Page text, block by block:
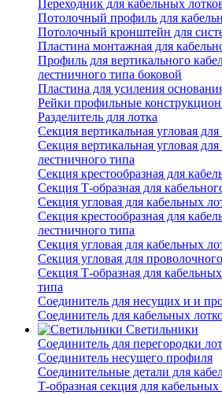
Переходник для кабельных
Потолочный профиль для
Потолочный кронштейн для
Пластина монтажная для
Профиль для вертикального
лестничного типа боковой
Пластина для усиления
Рейки профильные
Разделитель для лотка
Секция вертикальная угловая
Секция вертикальная угловая
лестничного типа
Секция крестообразная для
Секция Т-образная для
Секция угловая для кабельных
Секция крестообразная для
лестничного типа
Секция угловая для кабельных
Секция угловая для
Секция Т-образная для
типа
Соединитель для несущих и и
Соединитель для кабельных
Светильники
Соединитель для перегородки
Соединитель несущего профиля
Соединительные детали для
Т-образная секция для кабельных